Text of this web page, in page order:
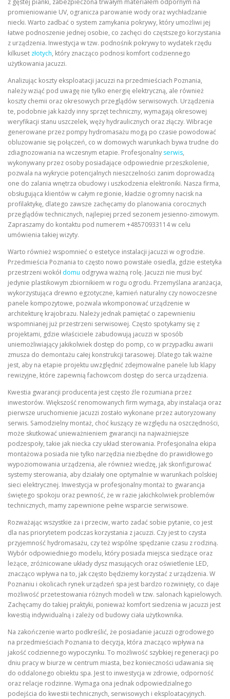
promieniowanie UV, ogranicza parowanie wody oraz wychładzanie
niecki. Warto zadbać o system zamykania pokrywy, który umożliwi jej
łatwe podnoszenie jednej osobie, co zachęci do częstszego korzystania
z urządzenia. Inwestycja w tzw. podnośnik pokrywy to wydatek rzędu
kilkuset złotych, który znacząco podnosi komfort codziennego
użytkowania jacuzzi.
Analizując koszty eksploatacji jacuzzi na przedmieściach Poznania,
należy wziąć pod uwagę nie tylko energię elektryczną, ale również
koszty chemii oraz okresowych przeglądów serwisowych. Urządzenia
te, podobnie jak każdy inny sprzęt techniczny, wymagają okresowej
weryfikacji stanu uszczelek, węży hydraulicznych oraz złączy. Wibracje
generowane przez pompy hydromasażu mogą po czasie powodować
obluzowanie się połączeń, co w domowych warunkach bywa trudne do
zdiagnozowania na wczesnym etapie. Profesjonalny serwis,
wykonywany przez osoby posiadające odpowiednie przeszkolenie,
pozwala na wykrycie potencjalnych nieszczelności zanim doprowadzą
one do zalania wnętrza obudowy i uszkodzenia elektroniki. Nasza firma,
obsługująca klientów w całym regionie, kładzie ogromny nacisk na
profilaktykę, dlatego zawsze zachęcamy do planowania corocznych
przeglądów technicznych, najlepiej przed sezonem jesienno-zimowym.
Zapraszamy do kontaktu pod numerem +48570933114 w celu
umówienia takiej wizyty.
Warto również wspomnieć o estetyce instalacji jacuzzi w ogrodzie.
Przedmieścia Poznania to często nowo powstałe osiedla, gdzie estetyka
przestrzeni wokół domu odgrywa ważną rolę. Jacuzzi nie musi być
jedynie plastikowym zbiornikiem w rogu ogrodu. Przemyślana aranżacja,
wykorzystująca drewno egzotyczne, kamień naturalny czy nowoczesne
panele kompozytowe, pozwala wkomponować urządzenie w
architekturę krajobrazu. Należy jednak pamiętać o zapewnieniu
wspomnianej już przestrzeni serwisowej. Często spotykamy się z
projektami, gdzie właściciele zabudowują jacuzzi w sposób
uniemożliwiający jakikolwiek dostęp do pomp, co w przypadku awarii
zmusza do demontażu całej konstrukcji tarasowej. Dlatego tak ważne
jest, aby na etapie projektu uwzględnić zdejmowalne panele lub klapy
rewizyjne, które zapewnią fachowcom dostęp do serca urządzenia.
Kwestia gwarancji producenta jest często źle rozumiana przez
inwestorów. Większość renomowanych firm wymaga, aby instalacja oraz
pierwsze uruchomienie jacuzzi zostało wykonane przez autoryzowany
serwis. Samodzielny montaż, choć kuszący ze względu na oszczędności,
może skutkować unieważnieniem gwarancji na najważniejsze
podzespoły, takie jak niecka czy układ sterowania. Profesjonalna ekipa
montażowa posiada nie tylko narzędzia niezbędne do prawidłowego
wypoziomowania urządzenia, ale również wiedzę, jak skonfigurować
systemy sterowania, aby działały one optymalnie w warunkach polskiej
sieci elektrycznej. Inwestycja w profesjonalny montaż to gwarancja
świętego spokoju oraz pewność, że w razie jakichkolwiek problemów
technicznych, mamy zapewnione pełne wsparcie serwisowe.
Rozważając wszystkie za i przeciw, warto zadać sobie pytanie, co jest
dla nas priorytetem podczas korzystania z jacuzzi. Czy jest to czysta
przyjemność hydromasażu, czy też wspólne spędzanie czasu z rodziną.
Wybór odpowiedniego modelu, który posiada miejsca siedzące oraz
leżące, zróżnicowane układy dysz masujących oraz oświetlenie LED,
znacząco wpływa na to, jak często będziemy korzystać z urządzenia. W
Poznaniu i okolicach rynek urządzeń spa jest bardzo rozwinięty, co daje
możliwość przetestowania różnych modeli w tzw. salonach kąpielowych.
Zachęcamy do takiej praktyki, ponieważ komfort siedzenia w jacuzzi jest
kwestią indywidualną i zależy od budowy ciała użytkownika.
Na zakończenie warto podkreślić, że posiadanie jacuzzi ogrodowego
na przedmieściach Poznania to decyzja, która znacząco wpływa na
jakość codziennego wypoczynku. To możliwość szybkiej regeneracji po
dniu pracy w biurze w centrum miasta, bez konieczności udawania się
do oddalonego obiektu spa. Jest to inwestycja w zdrowie, odporność
oraz relacje rodzinne. Wymaga ona jednak odpowiedzialnego
podejścia do kwestii technicznych, serwisowych i eksploatacyjnych.